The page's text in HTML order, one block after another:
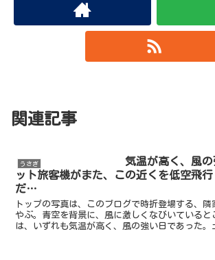
関連記事
うさぎ
気温が高く、風
ット旅客機がまた、この近くを低空飛
だ…
トップの写真は、このブログで時折登場する、
やぶ。青空を背景に、風に激しくなびいていると
は、いずれも気温が高く、風の強い日であった。